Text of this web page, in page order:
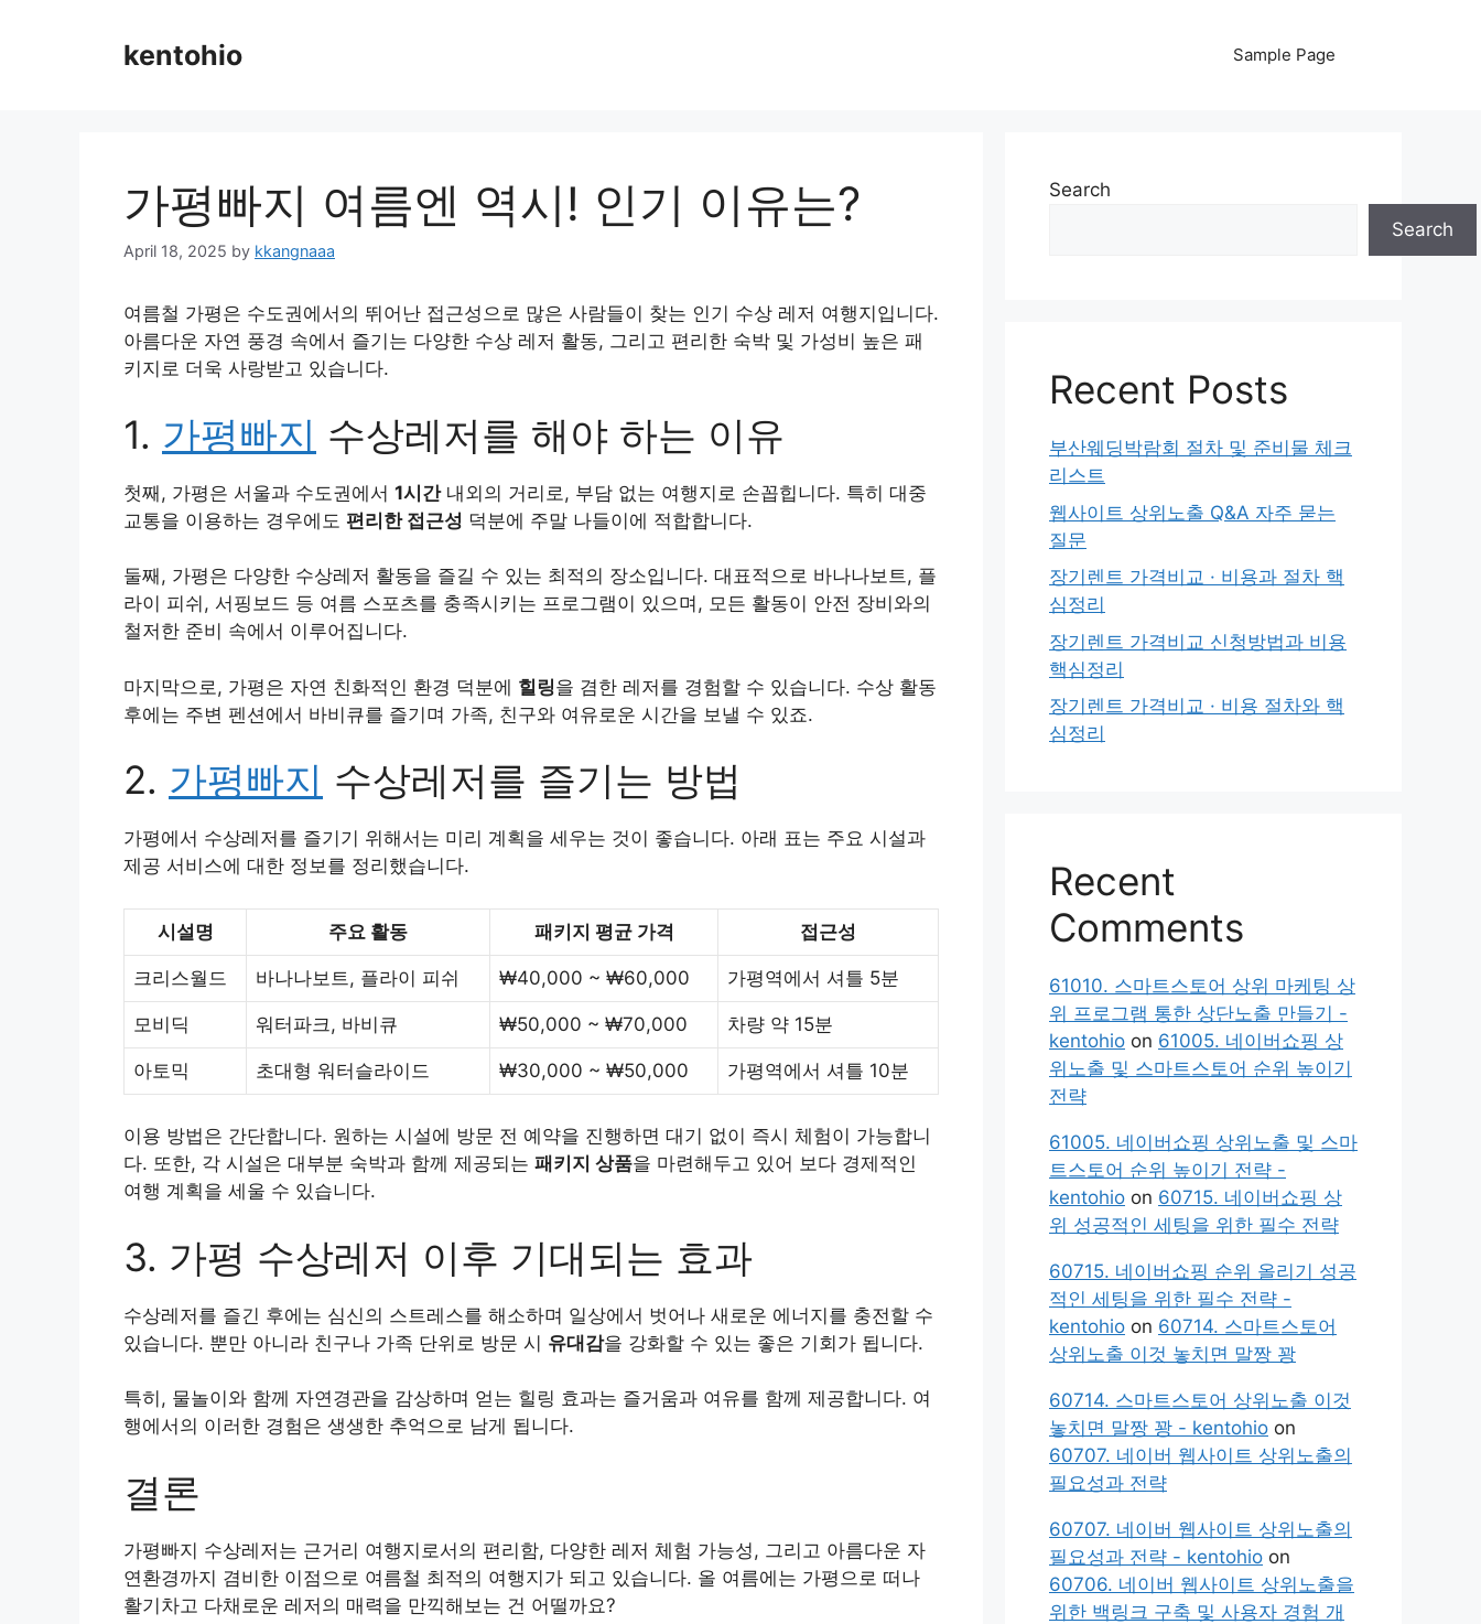
kentohio Sample Page
가평빠지 여름엔 역시! 인기 이유는?
April 18, 2025 by kkangnaaa
여름철 가평은 수도권에서의 뛰어난 접근성으로 많은 사람들이 찾는 인기 수상 레저 여행지입니다.
아름다운 자연 풍경 속에서 즐기는 다양한 수상 레저 활동, 그리고 편리한 숙박 및 가성비 높은 패
키지로 더욱 사랑받고 있습니다.
1. 가평빠지 수상레저를 해야 하는 이유
첫째, 가평은 서울과 수도권에서 1시간내외의 거리로, 부담 없는 여행지로 손꼽힙니다. 특히 대중
교통을 이용하는 경우에도 편리한 접근성 덕분에 주말 나들이에 적합합니다.
둘째, 가평은 다양한 수상레저 활동을 즐길 수 있는 최적의 장소입니다. 대표적으로 바나나보트, 플
라이 피쉬, 서핑보드 등 여름 스포츠를 충족시키는 프로그램이 있으며, 모든 활동이 안전 장비와의
철저한 준비 속에서 이루어집니다.
마지막으로, 가평은 자연 친화적인 환경 덕분에 힐링을 겸한 레저를 경험할 수 있습니다. 수상 활동
후에는 주변 펜션에서 바비큐를 즐기며 가족, 친구와 여유로운 시간을 보낼 수 있죠.
2. 가평빠지 수상레저를 즐기는 방법
가평에서 수상레저를 즐기기 위해서는 미리 계획을 세우는 것이 좋습니다. 아래 표는 주요 시설과
제공 서비스에 대한 정보를 정리했습니다.
시설명 주요 활동 패키지 평균 가격 접근성
크리스월드 바나나보트, 플라이 피쉬 ₩40,000 ~ ₩60,000 가평역에서 셔틀 5분
모비딕 워터파크, 바비큐 ₩50,000 ~ ₩70,000 차량 약 15분
아토믹 초대형 워터슬라이드 ₩30,000 ~ ₩50,000 가평역에서 셔틀 10분
이용 방법은 간단합니다. 원하는 시설에 방문 전 예약을 진행하면 대기 없이 즉시 체험이 가능합니
다. 또한, 각 시설은 대부분 숙박과 함께 제공되는 패키지 상품을 마련해두고 있어 보다 경제적인
여행 계획을 세울 수 있습니다.
3. 가평 수상레저 이후 기대되는 효과
수상레저를 즐긴 후에는 심신의 스트레스를 해소하며 일상에서 벗어나 새로운 에너지를 충전할 수
있습니다. 뿐만 아니라 친구나 가족 단위로 방문 시 유대감을 강화할 수 있는 좋은 기회가 됩니다.
특히, 물놀이와 함께 자연경관을 감상하며 얻는 힐링 효과는 즐거움과 여유를 함께 제공합니다. 여
행에서의 이러한 경험은 생생한 추억으로 남게 됩니다.
결론
가평빠지 수상레저는 근거리 여행지로서의 편리함, 다양한 레저 체험 가능성, 그리고 아름다운 자
연환경까지 겸비한 이점으로 여름철 최적의 여행지가 되고 있습니다. 올 여름에는 가평으로 떠나
활기차고 다채로운 레저의 매력을 만끽해보는 건 어떨까요?
Search
Search
Recent Posts
부산웨딩박람회 절차 및 준비물 체크
리스트
웹사이트 상위노출 Q&A 자주 묻는
질문
장기렌트 가격비교 · 비용과 절차 핵
심정리
장기렌트 가격비교 신청방법과 비용
핵심정리
장기렌트 가격비교 · 비용 절차와 핵
심정리
Recent
Comments
61010. 스마트스토어 상위 마케팅 상
위 프로그램 통한 상단노출 만들기 -
kentohio on 61005. 네이버쇼핑 상
위노출 및 스마트스토어 순위 높이기
전략
61005. 네이버쇼핑 상위노출 및 스마
트스토어 순위 높이기 전략 -
kentohio on 60715. 네이버쇼핑 상
위 성공적인 세팅을 위한 필수 전략
60715. 네이버쇼핑 순위 올리기 성공
적인 세팅을 위한 필수 전략 -
kentohio on 60714. 스마트스토어
상위노출 이것 놓치면 말짱 꽝
60714. 스마트스토어 상위노출 이것
놓치면 말짱 꽝 - kentohio on
60707. 네이버 웹사이트 상위노출의
필요성과 전략
60707. 네이버 웹사이트 상위노출의
필요성과 전략 - kentohio on
60706. 네이버 웹사이트 상위노출을
위한 백링크 구축 및 사용자 경험 개